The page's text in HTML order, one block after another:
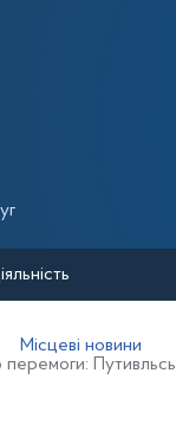
Місцеві новини